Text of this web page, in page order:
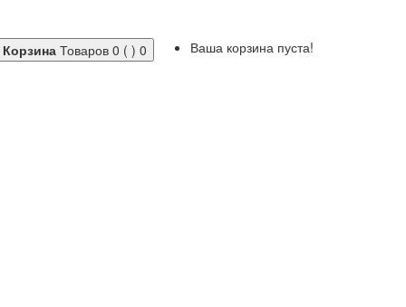
Корзина Товаров 0 ( ) 0 Ваша корзина пуста!